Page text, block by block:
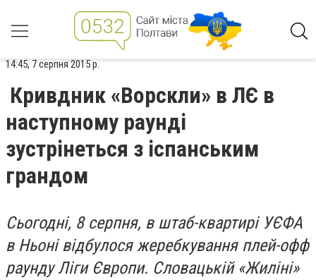
14:45, 7 серпня 2015 р.
Кривдник «Ворскли» в ЛЄ в
наступному раунді
зустрінеться з іспанським
грандом
Сьогодні, 8 серпня, в штаб-квартирі УЄФА
в Ньоні відбулося жеребкування плей-офф
раунду Ліги Європи. Словацькій «Жиліні»